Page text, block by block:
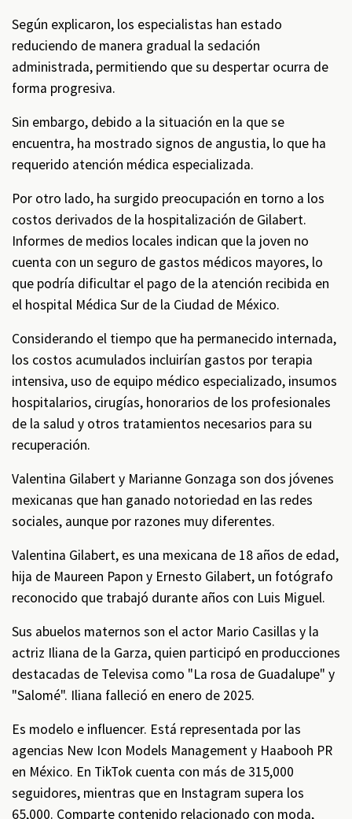
Según explicaron, los especialistas han estado
reduciendo de manera gradual la sedación
administrada, permitiendo que su despertar ocurra de
forma progresiva.
Sin embargo, debido a la situación en la que se
encuentra, ha mostrado signos de angustia, lo que ha
requerido atención médica especializada.
Por otro lado, ha surgido preocupación en torno a los
costos derivados de la hospitalización de Gilabert.
Informes de medios locales indican que la joven no
cuenta con un seguro de gastos médicos mayores, lo
que podría dificultar el pago de la atención recibida en
el hospital Médica Sur de la Ciudad de México.
Considerando el tiempo que ha permanecido internada,
los costos acumulados incluirían gastos por terapia
intensiva, uso de equipo médico especializado, insumos
hospitalarios, cirugías, honorarios de los profesionales
de la salud y otros tratamientos necesarios para su
recuperación.
Valentina Gilabert y Marianne Gonzaga son dos jóvenes
mexicanas que han ganado notoriedad en las redes
sociales, aunque por razones muy diferentes.
Valentina Gilabert, es una mexicana de 18 años de edad,
hija de Maureen Papon y Ernesto Gilabert, un fotógrafo
reconocido que trabajó durante años con Luis Miguel.
Sus abuelos maternos son el actor Mario Casillas y la
actriz Iliana de la Garza, quien participó en producciones
destacadas de Televisa como "La rosa de Guadalupe" y
"Salomé". Iliana falleció en enero de 2025.
Es modelo e influencer. Está representada por las
agencias New Icon Models Management y Haabooh PR
en México. En TikTok cuenta con más de 315,000
seguidores, mientras que en Instagram supera los
65,000. Comparte contenido relacionado con moda,